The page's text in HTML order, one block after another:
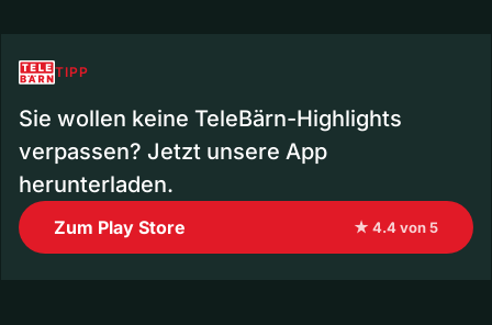
TIPP
Sie wollen keine TeleBärn-Highlights
verpassen? Jetzt unsere App
herunterladen.
Zum Play Store ★ 4.4 von 5